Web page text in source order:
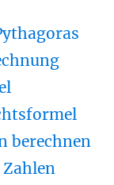
berechnen